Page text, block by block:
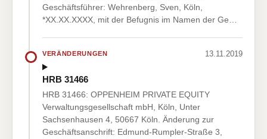
Geschäftsführer: Wehrenberg, Sven, Köln,
*XX.XX.XXXX, mit der Befugnis im Namen der Ge…
VERÄNDERUNGEN 13.11.2019
HRB 31466
HRB 31466: OPPENHEIM PRIVATE EQUITY
Verwaltungsgesellschaft mbH, Köln, Unter
Sachsenhausen 4, 50667 Köln. Änderung zur
Geschäftsanschrift: Edmund-Rumpler-Straße 3,